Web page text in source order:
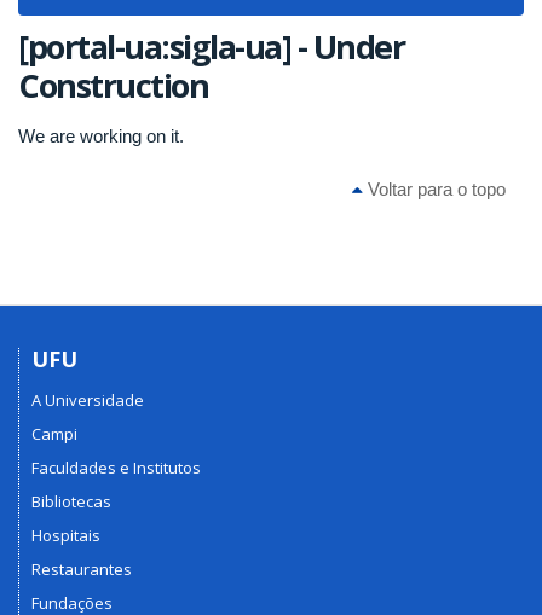
[portal-ua:sigla-ua] - Under
Construction
We are working on it.
Voltar para o topo
UFU
A Universidade
Campi
Faculdades e Institutos
Bibliotecas
Hospitais
Restaurantes
Fundações